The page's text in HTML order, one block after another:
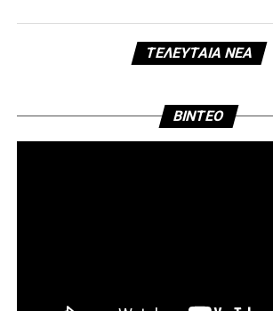
ΤΕΛΕΥΤΑΊΑ ΝΈΑ
BINTEO